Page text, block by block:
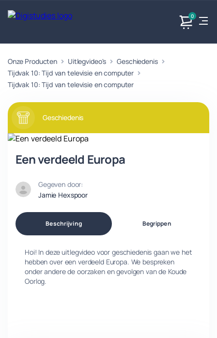
0
Exacte
vakken
Geen
vakken.
Taalvakken
Geen
vakken.
Maatschappijvakken
Geen vakken.
Producten
Onze Producten Uitlegvideo's
Geschiedenis
Tijdvak 10: Tijd van televisie en computer
Tijdvak 10: Tijd van televisie en computer
Geschiedenis
Een verdeeld Europa
Gegeven door:
Jamie Hexspoor
Beschrijving Begrippen
Hoi! In deze uitlegvideo voor geschiedenis gaan we het
hebben over een verdeeld Europa. We bespreken
onder andere de oorzaken en gevolgen van de Koude
Oorlog.